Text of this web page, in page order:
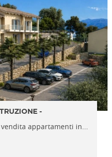
-
appartamenti in...